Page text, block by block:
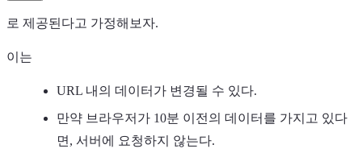
로 제공된다고 가정해보자.
이는
URL 내의 데이터가 변경될 수 있다.
만약 브라우저가 10분 이전의 데이터를 가지고 있다
면, 서버에 요청하지 않는다.